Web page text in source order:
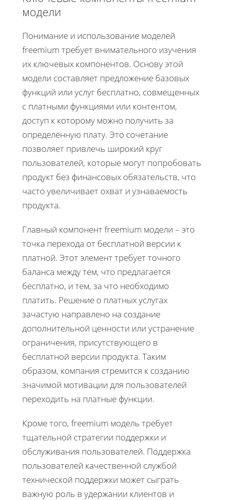
модели
Понимание и использование моделей
freemium требует внимательного изучения
их ключевых компонентов. Основу этой
модели составляет предложение базовых
функций или услуг бесплатно, совмещенных
с платными функциями или контентом,
доступ к которому можно получить за
определённую плату. Это сочетание
позволяет привлечь широкий круг
пользователей, которые могут попробовать
продукт без финансовых обязательств, что
часто увеличивает охват и узнаваемость
продукта.
Главный компонент freemium модели – это
точка перехода от бесплатной версии к
платной. Этот элемент требует точного
баланса между тем, что предлагается
бесплатно, и тем, за что необходимо
платить. Решение о платных услугах
зачастую направлено на создание
дополнительной ценности или устранение
ограничения, присутствующего в
бесплатной версии продукта. Таким
образом, компания стремится к созданию
значимой мотивации для пользователей
переходить на платные функции.
Кроме того, freemium модель требует
тщательной стратегии поддержки и
обслуживания пользователей. Поддержка
пользователей качественной службой
технической поддержки может сыграть
важную роль в удержании клиентов и